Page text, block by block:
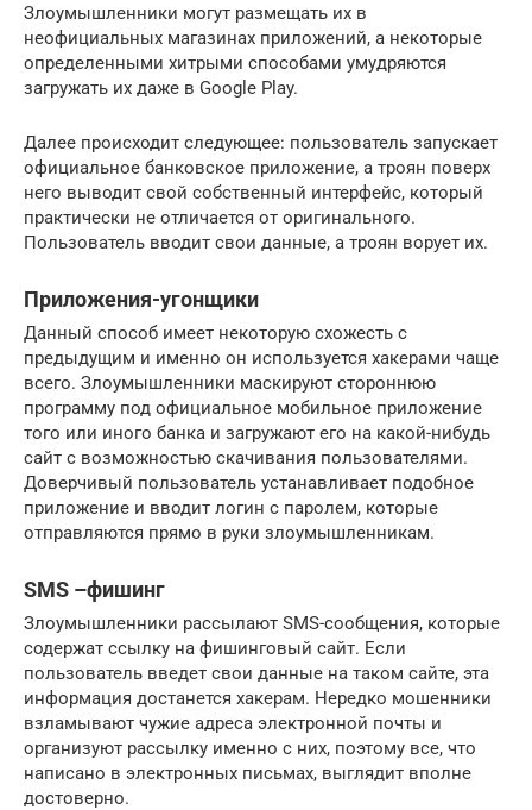
Злоумышленники могут размещать их в
неофициальных магазинах приложений, а некоторые
определенными хитрыми способами умудряются
загружать их даже в Google Play.
Далее происходит следующее: пользователь запускает
официальное банковское приложение, а троян поверх
него выводит свой собственный интерфейс, который
практически не отличается от оригинального.
Пользователь вводит свои данные, а троян ворует их.
Приложения-угонщики
Данный способ имеет некоторую схожесть с
предыдущим и именно он используется хакерами чаще
всего. Злоумышленники маскируют стороннюю
программу под официальное мобильное приложение
того или иного банка и загружают его на какой-нибудь
сайт с возможностью скачивания пользователями.
Доверчивый пользователь устанавливает подобное
приложение и вводит логин с паролем, которые
отправляются прямо в руки злоумышленникам.
SMS –фишинг
Злоумышленники рассылают SMS-сообщения, которые
содержат ссылку на фишинговый сайт. Если
пользователь введет свои данные на таком сайте, эта
информация достанется хакерам. Нередко мошенники
взламывают чужие адреса электронной почты и
организуют рассылку именно с них, поэтому все, что
написано в электронных письмах, выглядит вполне
достоверно.